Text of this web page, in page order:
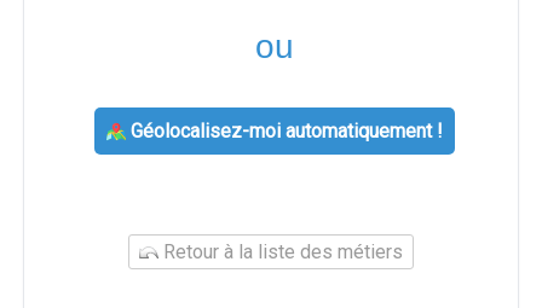
ou
Géolocalisez-moi automatiquement !
Retour à la liste des métiers